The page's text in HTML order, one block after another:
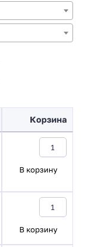
Корзина
В корзину
В корзину